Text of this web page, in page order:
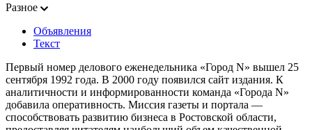
Разное
Объявления
Текст
Первый номер делового еженедельника «Город N» вышел 25
сентября 1992 года. В 2000 году появился сайт издания. К
аналитичности и информированности команда «Города N»
добавила оперативность. Миссия газеты и портала —
способствовать развитию бизнеса в Ростовской области,